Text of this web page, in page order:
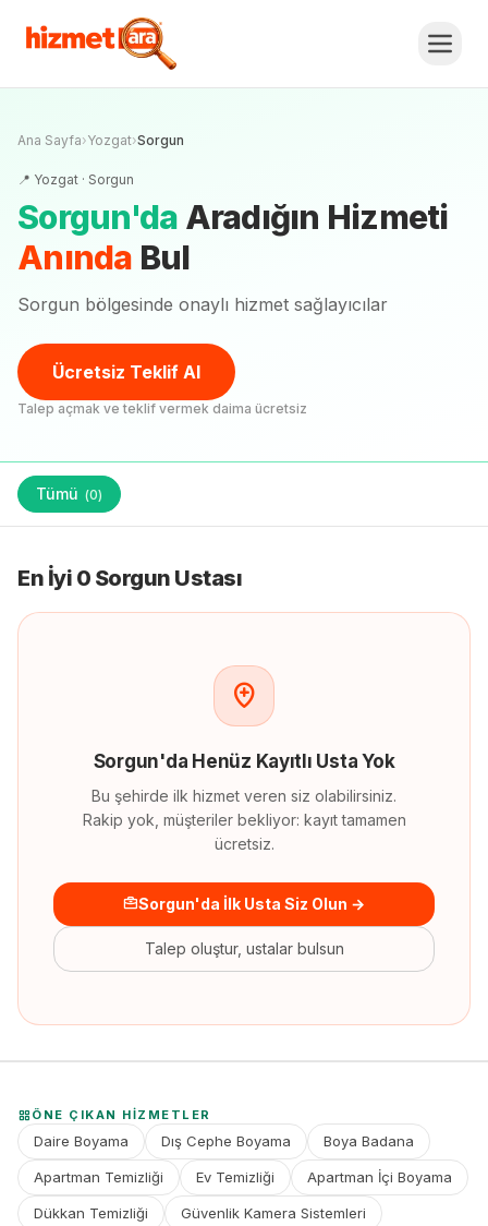
Ana Sayfa›Yozgat›Sorgun
📍 Yozgat · Sorgun
Sorgun'da Aradığın Hizmeti
Anında Bul
Sorgun bölgesinde onaylı hizmet sağlayıcılar
Ücretsiz Teklif Al
Talep açmak ve teklif vermek daima ücretsiz
Tümü (0)
En İyi 0 Sorgun Ustası
Sorgun'da Henüz Kayıtlı Usta Yok
Bu şehirde ilk hizmet veren siz olabilirsiniz.
Rakip yok, müşteriler bekliyor: kayıt tamamen
ücretsiz.
Sorgun'da İlk Usta Siz Olun →
Talep oluştur, ustalar bulsun
ÖNE ÇIKAN HIZMETLER
Daire Boyama Dış Cephe Boyama Boya Badana
Apartman Temizliği Ev Temizliği Apartman İçi Boyama
Dükkan Temizliği Güvenlik Kamera Sistemleri